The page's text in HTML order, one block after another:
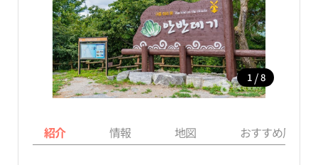
1 / 8
紹介 情報 地図 おすすめ周辺